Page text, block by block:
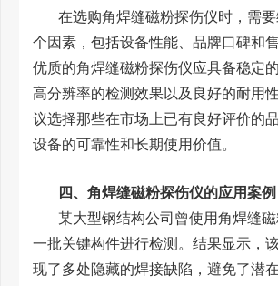
在选购角焊缝磁粉探伤仪时，需
个因素，包括设备性能、品牌口碑和售
优质的角焊缝磁粉探伤仪应具备稳定的
高分辨率的检测效果以及良好的耐用
议选择那些在市场上已有良好评价的
设备的可靠性和长期使用价值。
四、角焊缝磁粉探伤仪的应用案例
某大型钢结构公司曾使用角焊缝
一批关键构件进行检测。结果显示，
现了多处隐藏的焊接缺陷，避免了潜